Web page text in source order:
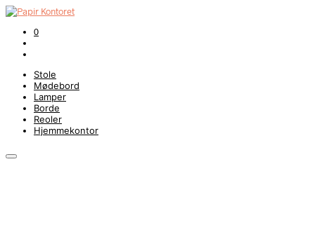
0
Stole
Mødebord
Lamper
Borde
Reoler
Hjemmekontor